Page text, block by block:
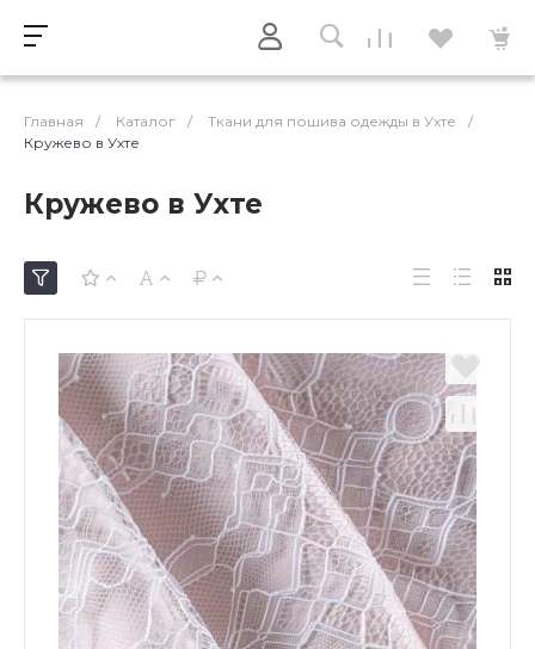
Главная / Каталог / Ткани для пошива одежды в Ухте
/
Кружево в Ухте
Кружево в Ухте